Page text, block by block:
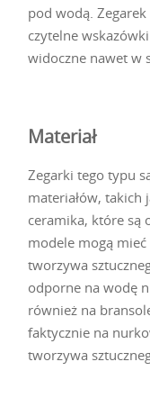
pod wodą.
czytelne
widoczne nawet w
Materiał
Zegarki tego typu
materiałów, takich
ceramika, które są
modele mogą
tworzywa
odporne na wodę
również na
faktycznie na
tworzywa